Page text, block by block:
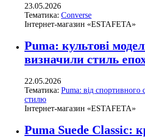
23.05.2026
Тематика: Converse
Інтернет-магазин «ESTAFETA»
Puma: культові
визначили стиль
22.05.2026
Тематика: Puma: від спортивного
стилю
Інтернет-магазин «ESTAFETA»
Puma Suede Classic: